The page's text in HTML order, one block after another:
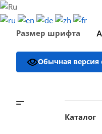
Размер шрифта
Обычная версия
Каталог